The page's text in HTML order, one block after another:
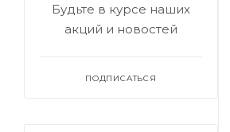
Будьте в курсе наших
акций и новостей
ПОДПИСАТЬСЯ